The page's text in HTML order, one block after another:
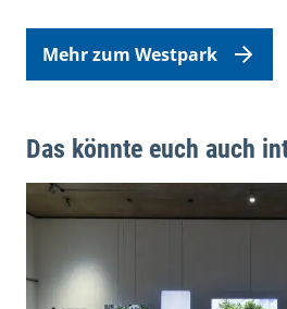
Mehr zum Westpark
Das könnte euch auch